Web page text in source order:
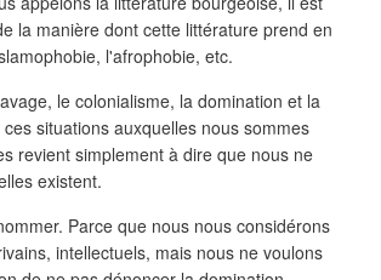
la manière dont cette littérature prend en
l'afrophobie, etc.
le colonialisme, la domination et la
situations auxquelles nous sommes
revient simplement à dire que nous ne
existent.
Parce que nous nous considérons
intellectuels, mais nous ne voulons